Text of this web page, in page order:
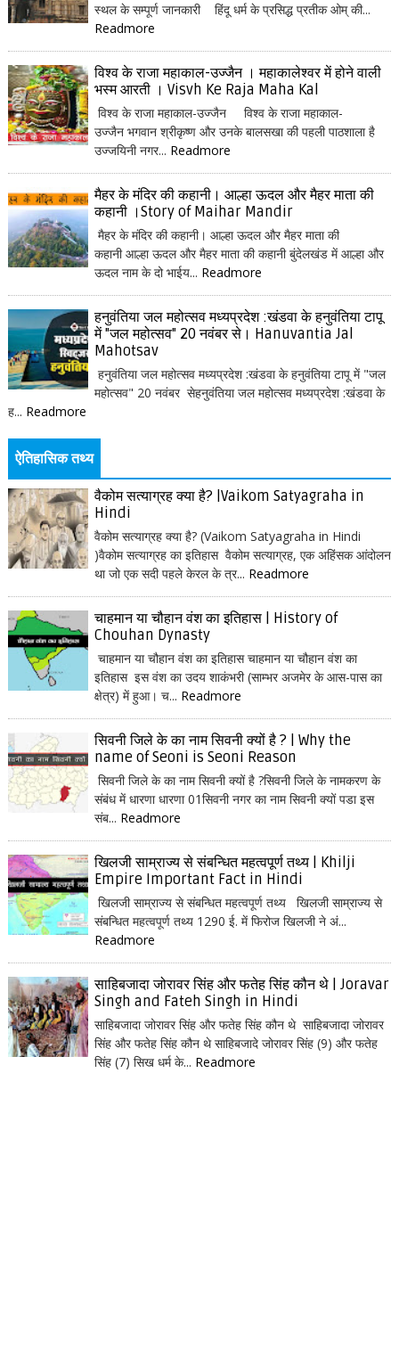
स्थल के सम्पूर्ण जानकारी हिंदू धर्म के प्रसिद्ध प्रतीक ओम् की...
Readmore
विश्व के राजा महाकाल-उज्जैन । महाकालेश्वर में होने वाली
भस्म आरती । Visvh Ke Raja Maha Kal
विश्व के राजा महाकाल-उज्जैन विश्व के राजा महाकाल-
उज्जैन भगवान श्रीकृष्ण और उनके बालसखा की पहली पाठशाला है
उज्जयिनी नगर... Readmore
मैहर के मंदिर की कहानी। आल्हा ऊदल और मैहर माता की
कहानी ।Story of Maihar Mandir
मैहर के मंदिर की कहानी। आल्हा ऊदल और मैहर माता की
कहानी आल्हा ऊदल और मैहर माता की कहानी बुंदेलखंड में आल्हा और
ऊदल नाम के दो भाईय... Readmore
हनुवंतिया जल महोत्सव मध्यप्रदेश :खंडवा के हनुवंतिया टापू
में "जल महोत्सव" 20 नवंबर से। Hanuvantia Jal
Mahotsav
हनुवंतिया जल महोत्सव मध्यप्रदेश :खंडवा के हनुवंतिया टापू में "जल
महोत्सव" 20 नवंबर सेहनुवंतिया जल महोत्सव मध्यप्रदेश :खंडवा के
ह... Readmore
ऐतिहासिक तथ्य
वैकोम सत्याग्रह क्या है? |Vaikom Satyagraha in
Hindi
वैकोम सत्याग्रह क्या है? (Vaikom Satyagraha in Hindi
)वैकोम सत्याग्रह का इतिहास वैकोम सत्याग्रह, एक अहिंसक आंदोलन
था जो एक सदी पहले केरल के त्र... Readmore
चाहमान या चौहान वंश का इतिहास | History of
Chouhan Dynasty
चाहमान या चौहान वंश का इतिहास चाहमान या चौहान वंश का
इतिहास इस वंश का उदय शाकंभरी (साम्भर अजमेर के आस-पास का
क्षेत्र) में हुआ। च... Readmore
सिवनी जिले के का नाम सिवनी क्यों है ? | Why the
name of Seoni is Seoni Reason
सिवनी जिले के का नाम सिवनी क्यों है ?सिवनी जिले के नामकरण के
संबंध में धारणा धारणा 01सिवनी नगर का नाम सिवनी क्यों पडा इस
संब... Readmore
खिलजी साम्राज्य से संबन्धित महत्वपूर्ण तथ्य | Khilji
Empire Important Fact in Hindi
खिलजी साम्राज्य से संबन्धित महत्वपूर्ण तथ्य खिलजी साम्राज्य से
संबन्धित महत्वपूर्ण तथ्य 1290 ई. में फिरोज खिलजी ने अं...
Readmore
साहिबजादा जोरावर सिंह और फतेह सिंह कौन थे | Joravar
Singh and Fateh Singh in Hindi
साहिबजादा जोरावर सिंह और फतेह सिंह कौन थे साहिबजादा जोरावर
सिंह और फतेह सिंह कौन थे साहिबजादे जोरावर सिंह (9) और फतेह
सिंह (7) सिख धर्म के... Readmore